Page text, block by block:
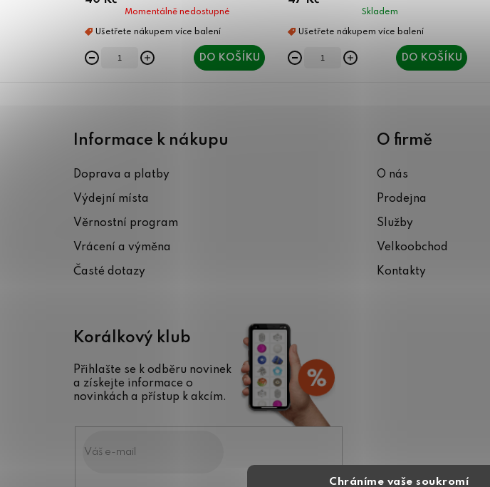
Chráníme vaše soukromí
Momentálně nedostupné
DO KOŠÍKU
Skladem
DO KOŠÍKU
Informace k nákupu
Doprava a platby
Výdejní místa
Věrnostní program
Vrácení a výměna
Časté dotazy
O firmě
O nás
Prodejna
Služby
Velkoobchod
Kontakty
Korálkový klub
Přihlašte se k odběru novinek
a získejte informace o
novinkách a přístup k akcím.